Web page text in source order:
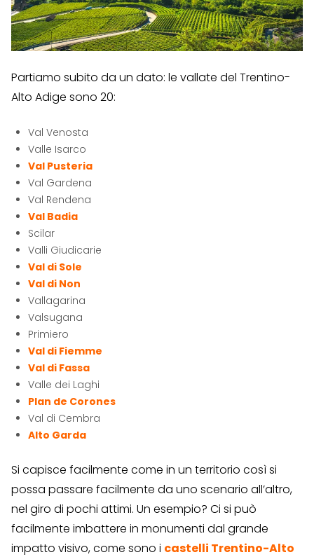
Partiamo subito da un dato: le vallate del Trentino-
Alto Adige sono 20:
Val Venosta
Valle Isarco
Val Pusteria
Val Gardena
Val Rendena
Val Badia
Scilar
Valli Giudicarie
Val di Sole
Val di Non
Vallagarina
Valsugana
Primiero
Val di Fiemme
Val di Fassa
Valle dei Laghi
Plan de Corones
Val di Cembra
Alto Garda
Si capisce facilmente come in un territorio così si
possa passare facilmente da uno scenario all’altro,
nel giro di pochi attimi. Un esempio? Ci si può
facilmente imbattere in monumenti dal grande
impatto visivo, come sono i castelli Trentino-Alto